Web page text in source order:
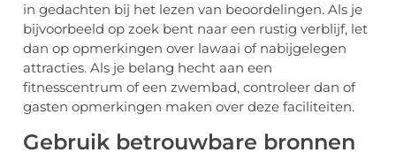
in gedachten bij het lezen van beoordelingen. Als je
bijvoorbeeld op zoek bent naar een rustig verblijf, let
dan op opmerkingen over lawaai of nabijgelegen
attracties. Als je belang hecht aan een
fitnesscentrum of een zwembad, controleer dan of
gasten opmerkingen maken over deze faciliteiten.
Gebruik betrouwbare bronnen